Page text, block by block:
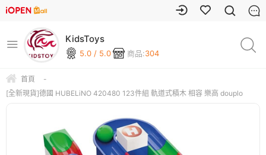
KidsToys
5.0 / 5.0 商品:304
首頁
-
[全新現貨]德國 HUBELiNO 420480 123件組 軌道式積木 相容 樂高 douplo